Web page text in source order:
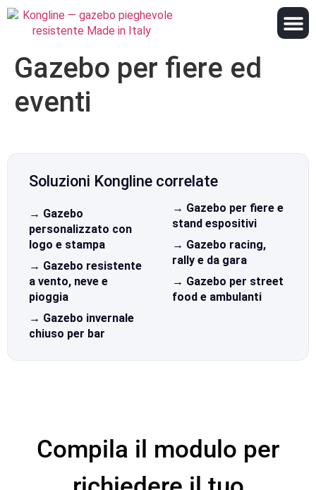
Gazebo per fiere ed
eventi
Soluzioni Kongline correlate
→ Gazebo
personalizzato con
logo e stampa
→ Gazebo resistente
a vento, neve e
pioggia
→ Gazebo invernale
chiuso per bar
→ Gazebo per fiere e
stand espositivi
→ Gazebo racing,
rally e da gara
→ Gazebo per street
food e ambulanti